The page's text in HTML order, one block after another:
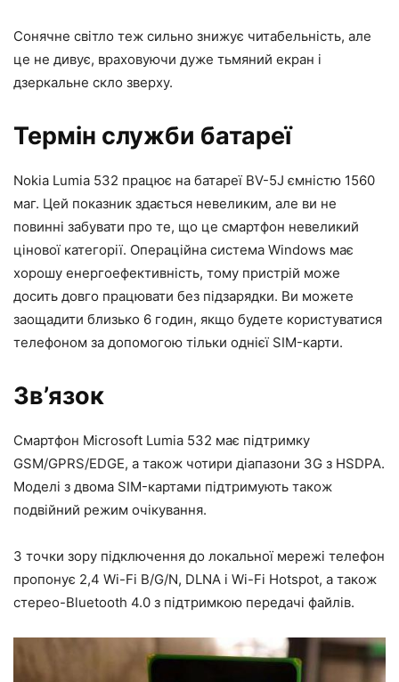
Сонячне світло теж сильно знижує читабельність, але
це не дивує, враховуючи дуже тьмяний екран і
дзеркальне скло зверху.
Термін служби батареї
Nokia Lumia 532 працює на батареї BV-5J ємністю 1560
маг. Цей показник здається невеликим, але ви не
повинні забувати про те, що це смартфон невеликий
цінової категорії. Операційна система Windows має
хорошу енергоефективність, тому пристрій може
досить довго працювати без підзарядки. Ви можете
заощадити близько 6 годин, якщо будете користуватися
телефоном за допомогою тільки однієї SIM-карти.
Зв’язок
Смартфон Microsoft Lumia 532 має підтримку
GSM/GPRS/EDGE, а також чотири діапазони 3G з HSDPA.
Моделі з двома SIM-картами підтримують також
подвійний режим очікування.
З точки зору підключення до локальної мережі телефон
пропонує 2,4 Wi-Fi B/G/N, DLNA і Wi-Fi Hotspot, а також
стерео-Bluetooth 4.0 з підтримкою передачі файлів.